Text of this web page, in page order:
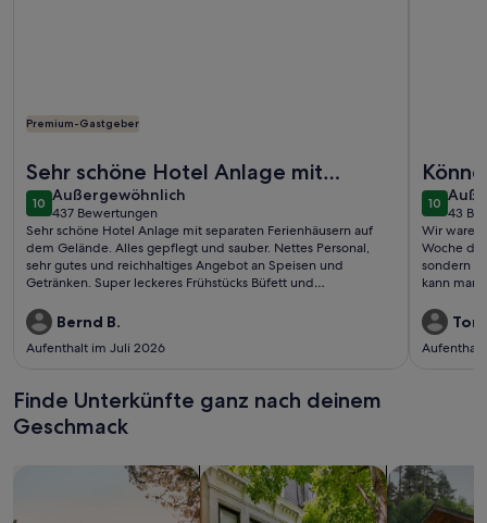
Premium-Gastgeber
Sehr schöne Hotel Anlage mit
separaten Ferienhäusern auf dem
Gelände. Alles gepf ...
1010 von 10
Außergewöhnlich
außergewöhnlich
437 Bewertungen
(437
bewertungen)
Sehr schöne Hotel Anlage mit separaten Ferienhäusern auf
dem Gelände. Alles gepflegt und sauber. Nettes Personal,
sehr gutes und reichhaltiges Angebot an Speisen und
Getränken. Super leckeres Frühstücks Büfett und
chartern, einfach genial. Die Gegend mit den vielen Seen und
Kanälen sind es immer wieder wert hier Urlaub zu machen.
Bernd B.
Aufenthalt im Juli 2026
1010 von
43
(43
Wir waren
Woche
sondern
kann man
sowie der
Beschäftigung. Die
dabei
Finde Unterkünfte ganz nach deinem
Geschmack
Suche nach FerienhäusernSuche nach Ferienwohnungen oder
Suche nach